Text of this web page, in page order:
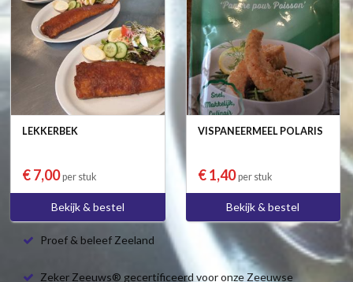
LEKKERBEK
€ 7,00per stuk
Bekijk & bestel
VISPANEERMEEL POLARIS
€ 1,40per stuk
Bekijk & bestel
Proef & beleef Zeeland
Zeker Zeeuws® gecertificeerd voor onze Zeeuwse